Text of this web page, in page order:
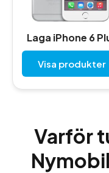
Laga iPhone 6
Visa produkter
Varför